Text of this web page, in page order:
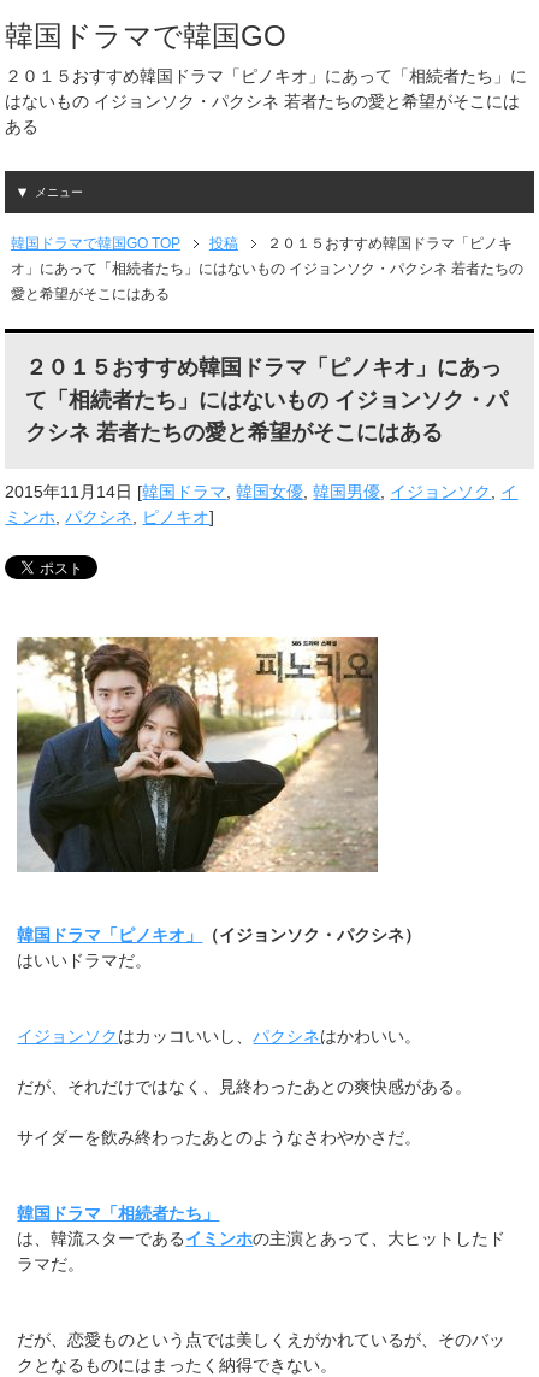
韓国ドラマで韓国GO
２０１５おすすめ韓国ドラマ「ピノキオ」にあって「相続者たち」に
はないもの イジョンソク・パクシネ 若者たちの愛と希望がそこには
ある
メニュー
韓国ドラマで韓国GO TOP 投稿
２０１５おすすめ韓国ドラマ「ピノキ
オ」にあって「相続者たち」にはないもの イジョンソク・パクシネ 若者たちの
愛と希望がそこにはある
２０１５おすすめ韓国ドラマ「ピノキオ」にあっ
て「相続者たち」にはないもの イジョンソク・パ
クシネ 若者たちの愛と希望がそこにはある
2015年11月14日 [韓国ドラマ,韓国女優,韓国男優, イジョンソク, イ
ミンホ,パクシネ, ピノキオ]
韓国ドラマ「ピノキオ」
（イジョンソク・パクシネ）
はいいドラマだ。
イジョンソクはカッコいいし、パクシネはかわいい。
だが、それだけではなく、見終わったあとの爽快感がある。
サイダーを飲み終わったあとのようなさわやかさだ。
韓国ドラマ「相続者たち」
は、韓流スターであるイミンホの主演とあって、大ヒットしたド
ラマだ。
だが、恋愛ものという点では美しくえがかれているが、そのバッ
クとなるものにはまったく納得できない。